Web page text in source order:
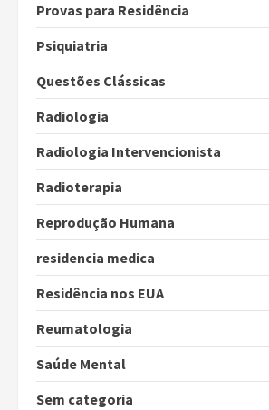
Provas para Residência
Psiquiatria
Questões Clássicas
Radiologia
Radiologia Intervencionista
Radioterapia
Reprodução Humana
residencia medica
Residência nos EUA
Reumatologia
Saúde Mental
Sem categoria